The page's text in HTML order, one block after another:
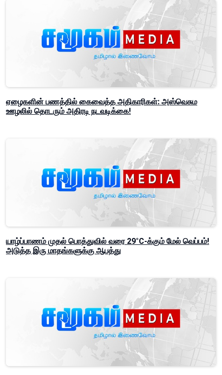
ஏழைகளின் பணத்தில் கைவைத்த அதிகாரிகள்: அஸ்வெசும
ஊழலில் தொடரும் அதிரடி நடவடிக்கை!
யாழ்ப்பாணம் முதல் பொத்துவில் வரை 29°C-க்கும் மேல் வெப்பம்!
அடுத்த இரு மாதங்களுக்கு ஆபத்து